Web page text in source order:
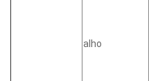
alho